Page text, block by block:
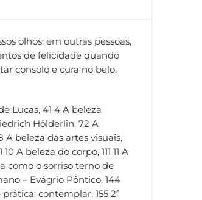
olhos: em outras pessoas,
de felicidade quando
consolo e cura no belo.
Lucas, 41 4 A beleza
Hölderlin, 72 A
beleza das artes visuais,
A beleza do corpo, 111 11 A
como o sorriso terno de
– Evágrio Pôntico, 144
contemplar, 155 2ª